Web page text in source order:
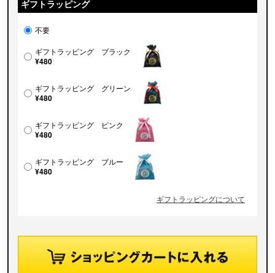
ギフトラッピング
不要
ギフトラッピング ブラック
¥480
ギフトラッピング グリーン
¥480
ギフトラッピング ピンク
¥480
ギフトラッピング ブルー
¥480
ギフトラッピングについて